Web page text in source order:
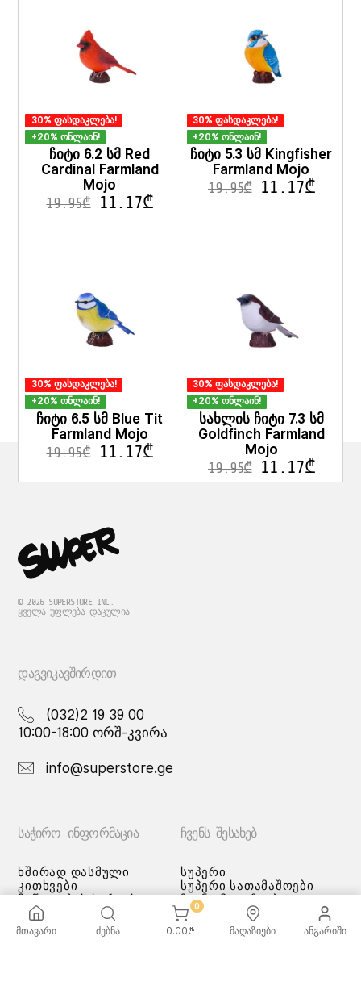
30% ფასდაკლება!
+20% ონლაინ!
ჩიტი 6.2 სმ Red
Cardinal Farmland
Mojo
19.95₾ 11.17₾
30% ფასდაკლება!
+20% ონლაინ!
ჩიტი 5.3 სმ Kingfisher
Farmland Mojo
19.95₾ 11.17₾
30% ფასდაკლება!
+20% ონლაინ!
ჩიტი 6.5 სმ Blue Tit
Farmland Mojo
19.95₾ 11.17₾
30% ფასდაკლება!
+20% ონლაინ!
სახლის ჩიტი 7.3 სმ
Goldfinch Farmland
Mojo
19.95₾ 11.17₾
© 2026 SUPERSTORE INC.
ᲧᲕᲔᲚᲐ ᲣᲤᲚᲔᲑᲐ ᲓᲐᲪᲣᲚᲘᲐ
ᲓᲐᲒᲕᲘᲙᲐᲕᲨᲘᲠᲓᲘᲗ
(032)2 19 39 00
10:00-18:00 ორშ-კვირა
info@superstore.ge
ᲡᲐᲭᲘᲠᲝ ᲘᲜᲤᲝᲠᲛᲐᲪᲘᲐ
ხშირად დასმული
კითხვები
მიწოდების სერვისი
გადახდის მეთოდები
სამომხმარებლო
შეთანმხება
ᲩᲕᲔᲜᲡ ᲨᲔᲡᲐᲮᲔᲑ
სუპერი
სუპერი სათამაშოები
ჩვენი მაღაზიები
მთავარი ძებნა
0
0.00₾ მაღაზიები ანგარიში